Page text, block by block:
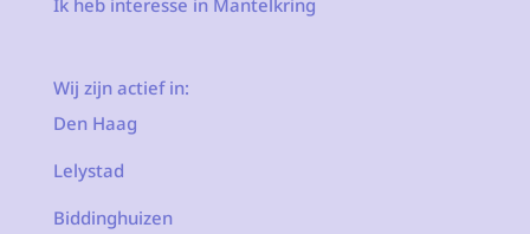
Ik heb interesse in Mantelkring
Wij zijn actief in:
Den Haag
Lelystad
Biddinghuizen